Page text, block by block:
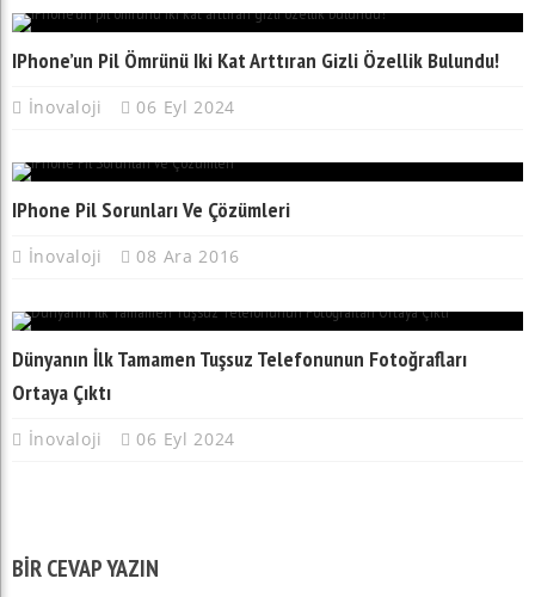
IPhone’un Pil Ömrünü Iki Kat Arttıran Gizli Özellik Bulundu!
İnovaloji 06 Eyl 2024
IPhone Pil Sorunları Ve Çözümleri
İnovaloji 08 Ara 2016
Dünyanın İlk Tamamen Tuşsuz Telefonunun Fotoğrafları
Ortaya Çıktı
İnovaloji 06 Eyl 2024
BIR CEVAP YAZIN